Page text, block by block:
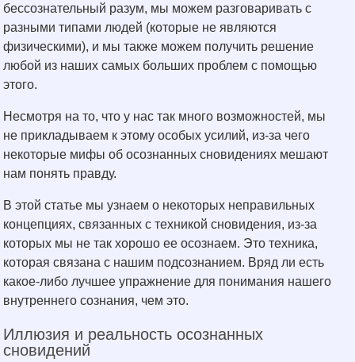
бессознательный разум, мы можем разговаривать с
разными типами людей (которые не являются
физическими), и мы также можем получить решение
любой из наших самых больших проблем с помощью
этого.
Несмотря на то, что у нас так много возможностей, мы
не прикладываем к этому особых усилий, из-за чего
некоторые мифы об осознанных сновидениях мешают
нам понять правду.
В этой статье мы узнаем о некоторых неправильных
концепциях, связанных с техникой сновидения, из-за
которых мы не так хорошо ее осознаем. Это техника,
которая связана с нашим подсознанием. Вряд ли есть
какое-либо лучшее упражнение для понимания нашего
внутреннего сознания, чем это.
Иллюзия и реальность осознанных
сновидений